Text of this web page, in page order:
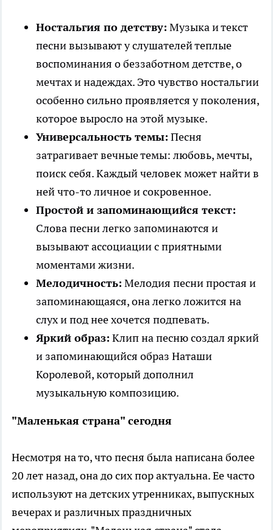
Ностальгия по детству: Музыка и текст
песни вызывают у слушателей теплые
воспоминания о беззаботном детстве, о
мечтах и надеждах. Это чувство ностальгии
особенно сильно проявляется у поколения,
которое выросло на этой музыке.
Универсальность темы: Песня
затрагивает вечные темы: любовь, мечты,
поиск себя. Каждый человек может найти в
ней что-то личное и сокровенное.
Простой и запоминающийся текст:
Слова песни легко запоминаются и
вызывают ассоциации с приятными
моментами жизни.
Мелодичность: Мелодия песни простая и
запоминающаяся, она легко ложится на
слух и под нее хочется подпевать.
Яркий образ: Клип на песню создал яркий
и запоминающийся образ Наташи
Королевой, который дополнил
музыкальную композицию.
"Маленькая страна" сегодня
Несмотря на то, что песня была написана более
20 лет назад, она до сих пор актуальна. Ее часто
используют на детских утренниках, выпускных
вечерах и различных праздничных